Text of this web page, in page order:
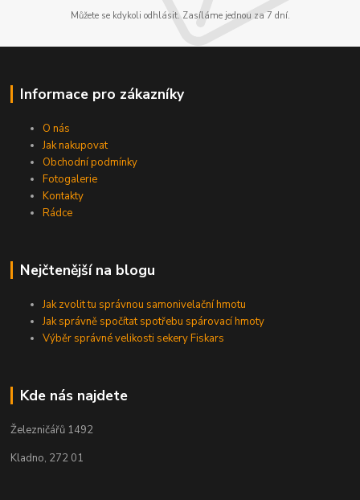
Můžete se kdykoli odhlásit. Zasíláme jednou za 7 dní.
Informace pro zákazníky
O nás
Jak nakupovat
Obchodní podmínky
Fotogalerie
Kontakty
Rádce
Nejčtenější na blogu
Jak zvolit tu správnou samonivelační hmotu
Jak správně spočítat spotřebu spárovací hmoty
Výběr správné velikosti sekery Fiskars
Kde nás najdete
Železničářů 1492
Kladno, 272 01